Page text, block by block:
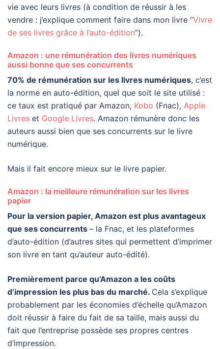
vie avec leurs livres (à condition de réussir à les
vendre : j’explique comment faire dans mon livre “Vivre
de ses livres grâce à l’auto-édition”).
Amazon : une rémunération des livres numériques
aussi bonne que ses concurrents
70% de rémunération sur les livres numériques, c’est
la norme en auto-édition, quel que soit le site utilisé :
ce taux est pratiqué par Amazon, Kobo (Fnac), Apple
Livres et Google Livres. Amazon rémunère donc les
auteurs aussi bien que ses concurrents sur le livre
numérique.
Mais il fait encore mieux sur le livre papier.
Amazon : la meilleure rémunération sur les livres
papier
Pour la version papier, Amazon est plus avantageux
que ses concurrents – la Fnac, et les plateformes
d’auto-édition (d’autres sites qui permettent d’imprimer
son livre en tant qu’auteur auto-édité).
Premièrement parce qu’Amazon a les coûts
d’impression les plus bas du marché. Cela s’explique
probablement par les économies d’échelle qu’Amazon
doit réussir à faire du fait de sa taille, mais aussi du
fait que l’entreprise possède ses propres centres
d’impression.